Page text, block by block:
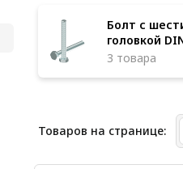
Болт с
головкой
3 товара
Товаров на странице: